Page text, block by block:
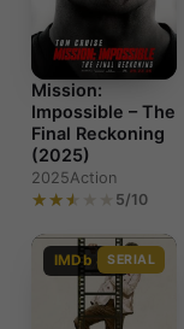
Mission:
Impossible – The
Final Reckoning
(2025)
2025Action
5/10
IMDb 8.1SERIAL